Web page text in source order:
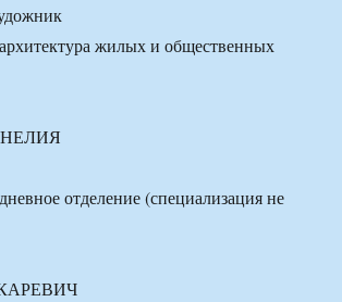
жилых и общественных
отделение (специализация не